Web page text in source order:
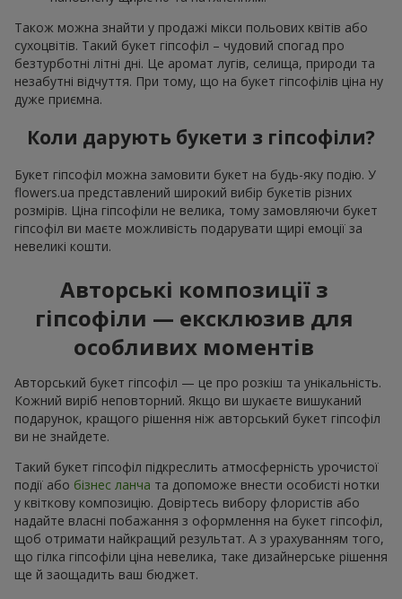
Також можна знайти у продажі мікси польових квітів або
сухоцвітів. Такий букет гіпсофіл – чудовий спогад про
безтурботні літні дні. Це аромат лугів, селища, природи та
незабутні відчуття. При тому, що на букет гіпсофілів ціна ну
дуже приємна.
Коли дарують букети з гіпсофіли?
Букет гіпсофіл можна замовити букет на будь-яку подію. У
flowers.ua представлений широкий вибір букетів різних
розмірів. Ціна гіпсофіли не велика, тому замовляючи букет
гіпсофіл ви маєте можливість подарувати щирі емоції за
невеликі кошти.
Авторські композиції з
гіпсофіли — ексклюзив для
особливих моментів
Авторський букет гіпсофіл — це про розкіш та унікальність.
Кожний виріб неповторний. Якщо ви шукаєте вишуканий
подарунок, кращого рішення ніж авторський букет гіпсофіл
ви не знайдете.
Такий букет гіпсофіл підкреслить атмосферність урочистої
події або бізнес ланча та допоможе внести особисті нотки
у квіткову композицію. Довіртесь вибору флористів або
надайте власні побажання з оформлення на букет гіпсофіл,
щоб отримати найкращий результат. А з урахуванням того,
що гілка гіпсофіли ціна невелика, таке дизайнерське рішення
ще й заощадить ваш бюджет.